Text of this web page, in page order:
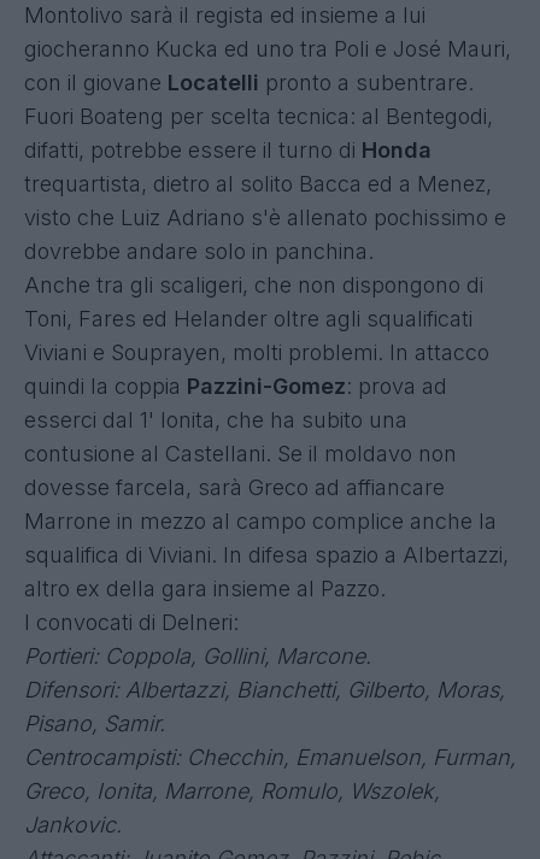
Montolivo sarà il regista ed insieme a lui
giocheranno Kucka ed uno tra Poli e José Mauri,
con il giovane Locatelli pronto a subentrare.
Fuori Boateng per scelta tecnica: al Bentegodi,
difatti, potrebbe essere il turno di Honda
trequartista, dietro al solito Bacca ed a Menez,
visto che Luiz Adriano s'è allenato pochissimo e
dovrebbe andare solo in panchina.
Anche tra gli scaligeri, che non dispongono di
Toni, Fares ed Helander oltre agli squalificati
Viviani e Souprayen, molti problemi. In attacco
quindi la coppia Pazzini-Gomez: prova ad
esserci dal 1' Ionita, che ha subito una
contusione al Castellani. Se il moldavo non
dovesse farcela, sarà Greco ad affiancare
Marrone in mezzo al campo complice anche la
squalifica di Viviani. In difesa spazio a Albertazzi,
altro ex della gara insieme al Pazzo.
I convocati di Delneri:
Portieri: Coppola, Gollini, Marcone.
Difensori: Albertazzi, Bianchetti, Gilberto, Moras,
Pisano, Samir.
Centrocampisti: Checchin, Emanuelson, Furman,
Greco, Ionita, Marrone, Romulo, Wszolek,
Jankovic.